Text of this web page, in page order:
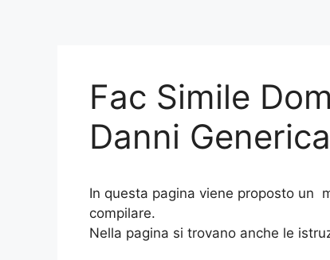
Fac Simile
Danni
In questa pagina viene proposto un
compilare.
Nella pagina si trovano anche le